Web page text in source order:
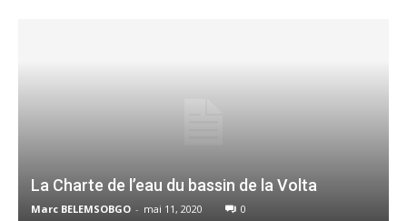
La Charte de l’eau du bassin de la Volta
Marc BELEMSOBGO - mai 11, 2020 0